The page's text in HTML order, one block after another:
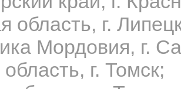
область, г.
Мордовия, г.
г. Томск;